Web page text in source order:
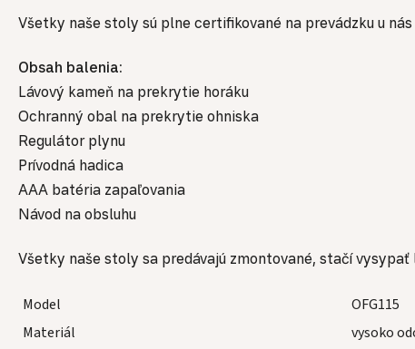
Všetky naše stoly sú plne certifikované na prevádzku u
Obsah balenia:
Lávový kameň na prekrytie horáku
Ochranný obal na prekrytie ohniska
Regulátor plynu
Prívodná hadica
AAA batéria zapaľovania
Návod na obsluhu
Všetky naše stoly sa predávajú zmontované, stačí
Model
OFG115
Materiál
vysoko